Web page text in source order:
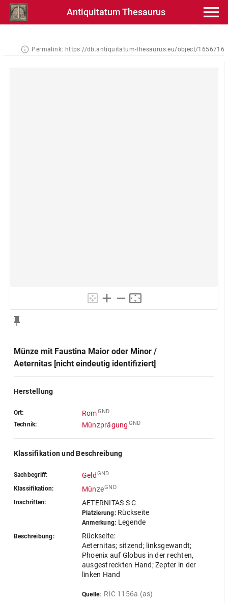
Antiquitatum Thesaurus
Permalink: https://db.antiquitatum-thesaurus.eu/object/1656716
Münze mit Faustina Maior oder Minor /
Aeternitas [nicht eindeutig identifiziert]
Herstellung
Ort: RomGND
Technik: Münzprägung GND
Klassifikation und Beschreibung
Sachbegriff: Geld GND
Klassifikation: MünzeGND
Inschriften: AETERNITAS S C
Platzierung:Rückseite
Anmerkung: Legende
Beschreibung:
Rückseite:
Aeternitas; sitzend; linksgewandt;
Phoenix auf Globus in der rechten,
ausgestreckten Hand; Zepter in der
linken Hand
Quelle: RIC 1156a (as)